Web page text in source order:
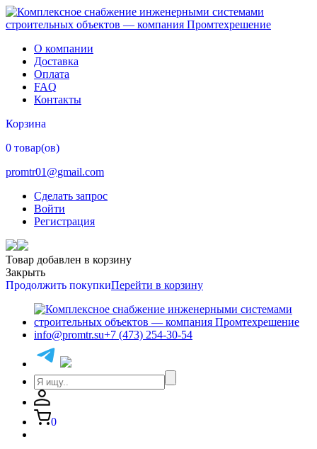
О компании
Доставка
Оплата
FAQ
Контакты
Корзина
0 товар(ов)
promtr01@gmail.com
Сделать запрос
Войти
Регистрация
Товар добавлен в корзину
Закрыть
Продолжить покупкиПерейти в корзину
info@promtr.su+7 (473) 254-30-54
0